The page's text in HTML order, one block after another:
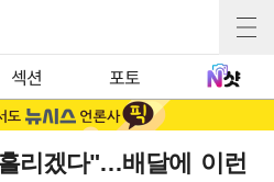
섹션 포토
리겠다"…배달에 이런